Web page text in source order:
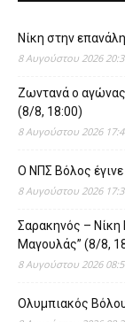
Νίκη στην
8 Αυγούστου 2026
Ζωντανά ο
(8/8, 18:00)
8 Αυγούστου 2026
O ΝΠΣ Βόλος
8 Αυγούστου 2026
Σαρακηνός – Νίκη
Μαγουλάς” (8/8,
8 Αυγούστου 2026
Ολυμπιακός